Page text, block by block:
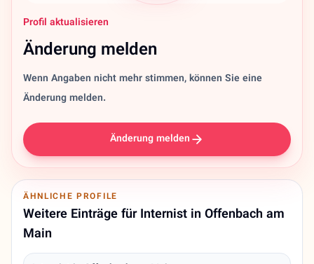
Profil aktualisieren
Änderung melden
Wenn Angaben nicht mehr stimmen, können Sie eine
Änderung melden.
Änderung melden
ÄHNLICHE PROFILE
Weitere Einträge für Internist in Offenbach am
Main